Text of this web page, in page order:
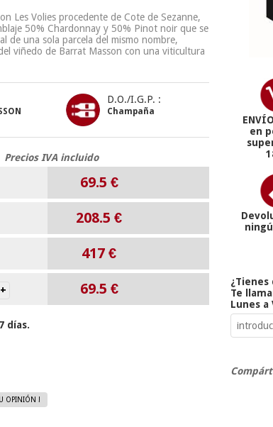
Les Volies procedente de Cote de Sezanne,
50% Chardonnay y 50% Pinot noir que se
de una sola parcela del mismo nombre,
viñedo de Barrat Masson con una viticultura
D.O./I.G.P. :
Champaña
Precios IVA incluido
69.5 €
208.5€
417€
69.5 €
días.
OPINIÓN !
en
¿Tienes
Te
Lunes a